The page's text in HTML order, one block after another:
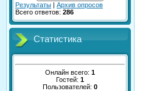
Результаты | Архив опросов
Всего ответов: 286
Статистика
Онлайн всего: 1
Гостей: 1
Пользователей: 0